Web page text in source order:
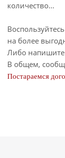
количество...
на более
Либо напишите
В общем,
Постараемся